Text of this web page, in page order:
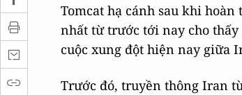
Tomcat hạ cánh sau khi
nhất từ trước tới nay cho
cuộc xung đột hiện nay giữa
Trước đó, truyền thông Iran